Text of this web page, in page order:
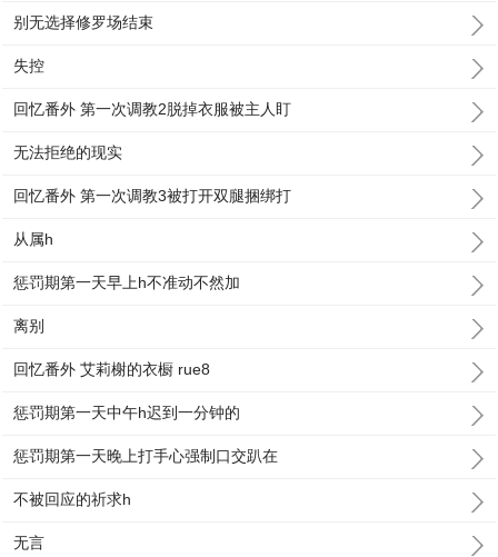
别无选择修罗场结束
失控
回忆番外 第一次调教2脱掉衣服被主人盯
无法拒绝的现实
回忆番外 第一次调教3被打开双腿捆绑打
从属h
惩罚期第一天早上h不准动不然加
离别
回忆番外 艾莉榭的衣橱 rue8
惩罚期第一天中午h迟到一分钟的
惩罚期第一天晚上打手心强制口交趴在
不被回应的祈求h
无言